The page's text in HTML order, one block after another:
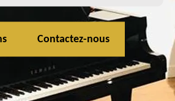
Contactez-nous